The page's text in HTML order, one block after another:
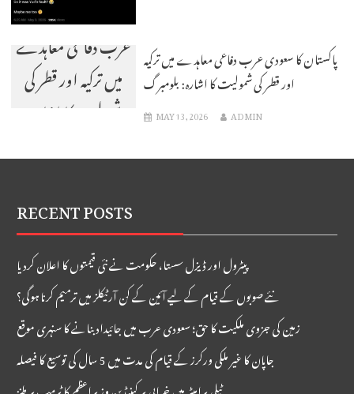
پاکستان کا سعودی
عرب دفاعی معاہدے
میں ترکیہ اور قطر کی
شمولیت کا اشارہ:
پاکستان کا سعودی عرب دفاعی معاہدے میں ترکیہ
اور قطر کی شمولیت کا اشارہ: بلومبرگ
MAY 13, 2026 ADMIN
RECENT POSTS
پیٹرول اور ڈیزل سستا، حکومت نے نئی قیمتوں کا اعلان کردیا
نئے صوبوں کے قیام کے لیے آئین کے کن آرٹیکلز میں ترمیم کرنا ہوگی؟
زمین کی جزوی ملکیت کا حق؛ سعودی عرب میں جائیداد بنانے کا سنہری موقع
جاپان کا غیر ملکی ورکرز کے قیام کی مدت میں 5 سال کی توسیع کا فیصلہ